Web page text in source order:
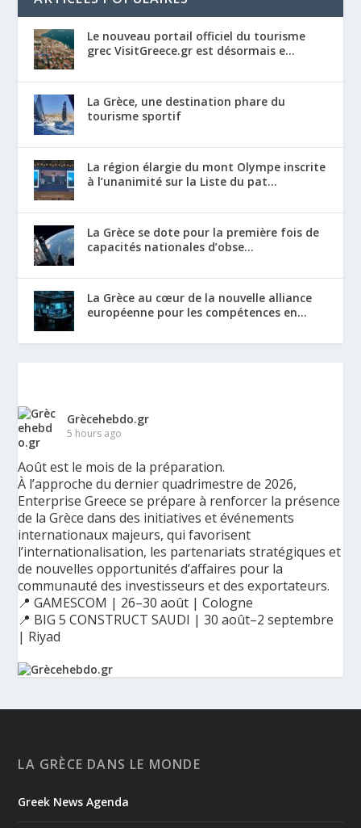
Le nouveau portail officiel du tourisme
grec VisitGreece.gr est désormais e...
La Grèce, une destination phare du
tourisme sportif
La région élargie du mont Olympe inscrite
à l’unanimité sur la Liste du pat...
La Grèce se dote pour la première fois de
capacités nationales d’obse...
La Grèce au cœur de la nouvelle alliance
européenne pour les compétences en...
Grècehebdo.gr
5 hours ago
Août est le mois de la préparation.
À l’approche du dernier quadrimestre de 2026,
Enterprise Greece se prépare à renforcer la présence
de la Grèce dans des initiatives et événements
internationaux majeurs, qui favorisent
l’internationalisation, les partenariats stratégiques et
de nouvelles opportunités d’affaires pour la
communauté des investisseurs et des exportateurs.
📍 GAMESCOM | 26–30 août | Cologne
📍 BIG 5 CONSTRUCT SAUDI | 30 août–2 septembre
| Riyad
Ελλάδας σε διεθνείς δράσεις, που ενισχύουν την
εξωστρέφεια, τις συνεργασίες και τις νέες επιχειρηματικές
GAMESCOM | 26–30 Αυγούστου| Κολωνία
LA GRÈCE DANS LE MONDE
Greek News Agenda